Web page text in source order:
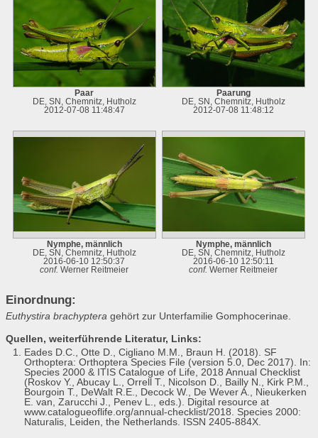
Paar
DE, SN, Chemnitz, Hutholz
2012-07-08 11:48:47
Paarung
DE, SN, Chemnitz, Hutholz
2012-07-08 11:48:12
Nymphe, männlich
DE, SN, Chemnitz, Hutholz
2016-06-10 12:50:37
conf. Werner Reitmeier
Nymphe, männlich
DE, SN, Chemnitz, Hutholz
2016-06-10 12:50:11
conf. Werner Reitmeier
Einordnung:
Euthystira brachyptera gehört zur Unterfamilie Gomphocerinae.
Quellen, weiterführende Literatur, Links:
Eades D.C., Otte D., Cigliano M.M., Braun H. (2018). SF
Orthoptera: Orthoptera Species File (version 5.0, Dec 2017). In:
Species 2000 & ITIS Catalogue of Life, 2018 Annual Checklist
(Roskov Y., Abucay L., Orrell T., Nicolson D., Bailly N., Kirk P.M.,
Bourgoin T., DeWalt R.E., Decock W., De Wever A., Nieukerken
E. van, Zarucchi J., Penev L., eds.). Digital resource at
www.catalogueoflife.org/annual-checklist/2018. Species 2000:
Naturalis, Leiden, the Netherlands. ISSN 2405-884X.